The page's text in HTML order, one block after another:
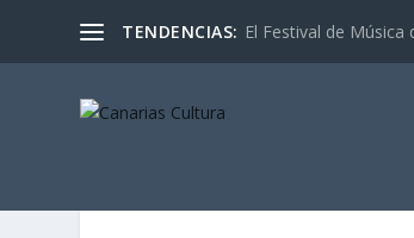
TENDENCIAS: El Festival de Música